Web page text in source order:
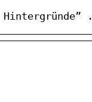
Hintergründe” .